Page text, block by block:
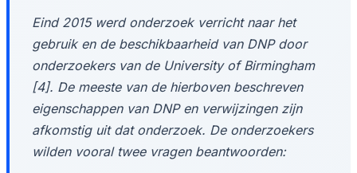
Eind 2015 werd onderzoek verricht naar het
gebruik en de beschikbaarheid van DNP door
onderzoekers van de University of Birmingham
[4]. De meeste van de hierboven beschreven
eigenschappen van DNP en verwijzingen zijn
afkomstig uit dat onderzoek. De onderzoekers
wilden vooral twee vragen beantwoorden: